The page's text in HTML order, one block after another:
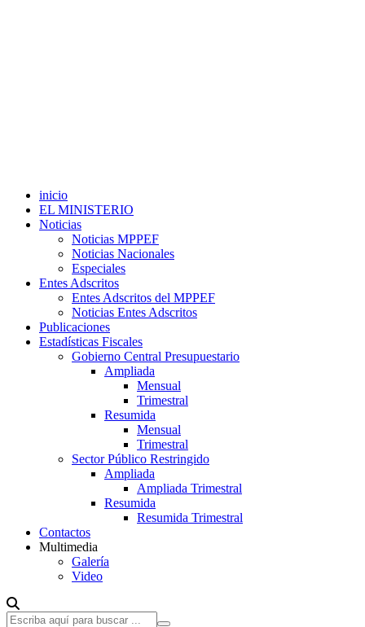
inicio
EL MINISTERIO
Noticias
Noticias MPPEF
Noticias Nacionales
Especiales
Entes Adscritos
Entes Adscritos del MPPEF
Noticias Entes Adscritos
Publicaciones
Estadísticas Fiscales
Gobierno Central Presupuestario
Ampliada
Mensual
Trimestral
Resumida
Mensual
Trimestral
Sector Público Restringido
Ampliada
Ampliada Trimestral
Resumida
Resumida Trimestral
Contactos
Multimedia
Galería
Video